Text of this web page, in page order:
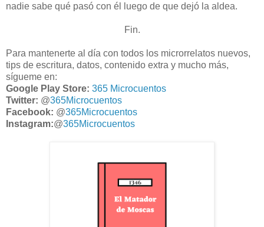
nadie sabe qué pasó con él luego de que dejó la aldea.
Fin.
Para mantenerte al día con todos los microrrelatos nuevos,
tips de escritura, datos, contenido extra y mucho más,
sígueme en:
Google Play Store: 365 Microcuentos
Twitter: @365Microcuentos
Facebook: @365Microcuentos
Instagram:@365Microcuentos